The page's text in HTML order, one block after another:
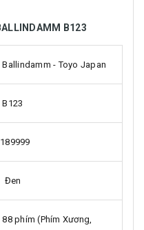
B123
Ballindamm - Toyo Japan
B123
189999
Đen
88 phím (Phím Xương,